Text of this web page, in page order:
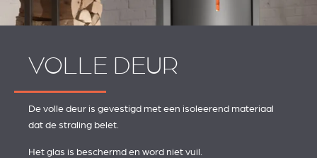
VOLLE DEUR
De volle deur is gevestigd met een isoleerend materiaal
dat de straling belet.
Het glas is beschermd en word niet vuil.